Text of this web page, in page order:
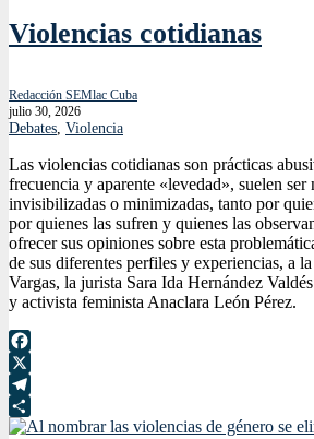
Violencias cotidianas
Redacción SEMlac Cuba
julio 30, 2026
Debates, Violencia
Las violencias cotidianas son prácticas
frecuencia y aparente «levedad», suelen ser
invisibilizadas o minimizadas, tanto por
por quienes las sufren y quienes las
ofrecer sus opiniones sobre esta
de sus diferentes perfiles y experiencias, a
Vargas, la jurista Sara Ida Hernández
y activista feminista Anaclara León Pérez.
Facebook
X
Telegram
Compartir